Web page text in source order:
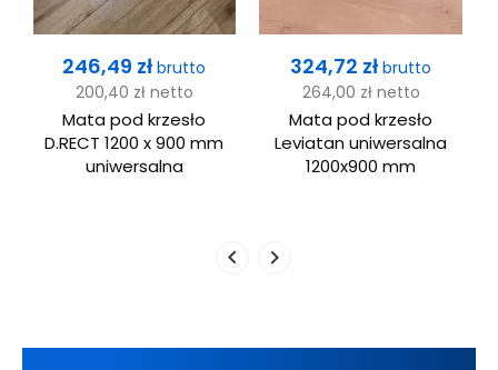
Cena
246,49 złbrutto
200,40 zł netto
Mata pod krzesło
D.RECT 1200 x 900 mm
uniwersalna
Cena
324,72 złbrutto
264,00 zł netto
Mata pod krzesło
Leviatan uniwersalna
1200x900 mm